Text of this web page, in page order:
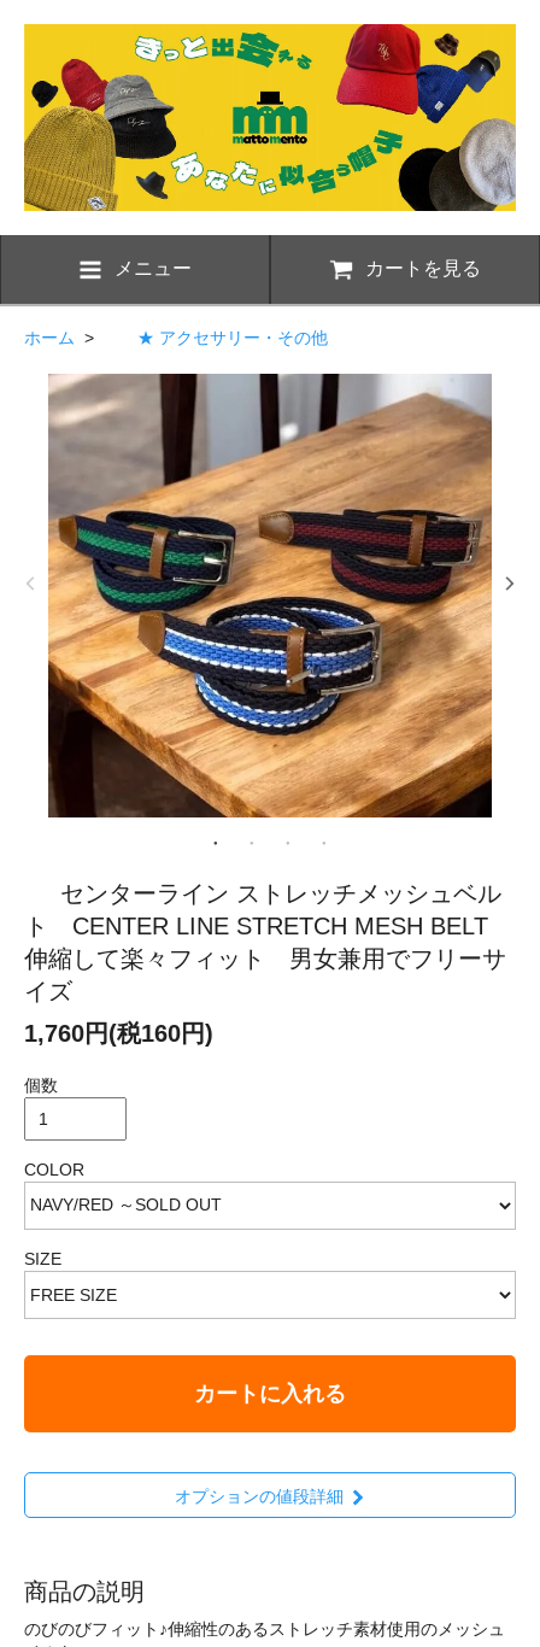
メニュー カートを見る
ホーム > ★ アクセサリー・その他
センターライン ストレッチメッシュベル
ト CENTER LINE STRETCH MESH BELT
伸縮して楽々フィット 男女兼用でフリーサ
イズ
1,760円(税160円)
個数
COLOR
SIZE
カートに入れる
オプションの値段詳細
商品の説明
のびのびフィット♪伸縮性のあるストレッチ素材使用のメッシュ